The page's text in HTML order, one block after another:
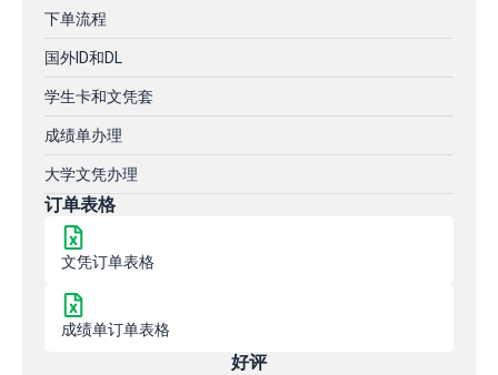
下单流程
国外ID和DL
学生卡和文凭套
成绩单办理
大学文凭办理
订单表格
文凭订单表格
成绩单订单表格
好评